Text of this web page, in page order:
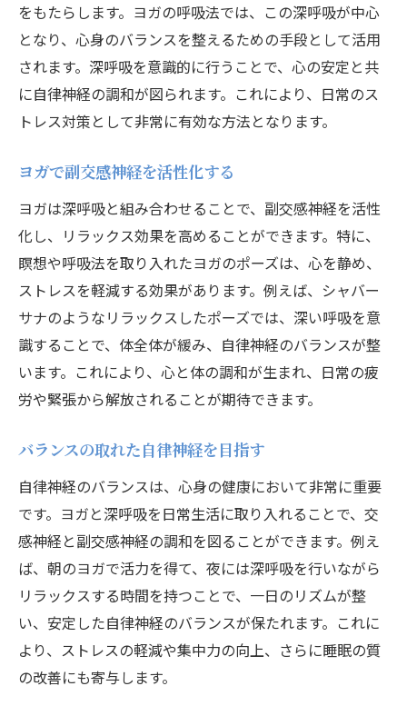
をもたらします。ヨガの呼吸法では、この深呼吸が中心
となり、心身のバランスを整えるための手段として活用
されます。深呼吸を意識的に行うことで、心の安定と共
に自律神経の調和が図られます。これにより、日常のス
トレス対策として非常に有効な方法となります。
ヨガで副交感神経を活性化する
ヨガは深呼吸と組み合わせることで、副交感神経を活性
化し、リラックス効果を高めることができます。特に、
瞑想や呼吸法を取り入れたヨガのポーズは、心を静め、
ストレスを軽減する効果があります。例えば、シャバー
サナのようなリラックスしたポーズでは、深い呼吸を意
識することで、体全体が緩み、自律神経のバランスが整
います。これにより、心と体の調和が生まれ、日常の疲
労や緊張から解放されることが期待できます。
バランスの取れた自律神経を目指す
自律神経のバランスは、心身の健康において非常に重要
です。ヨガと深呼吸を日常生活に取り入れることで、交
感神経と副交感神経の調和を図ることができます。例え
ば、朝のヨガで活力を得て、夜には深呼吸を行いながら
リラックスする時間を持つことで、一日のリズムが整
い、安定した自律神経のバランスが保たれます。これに
より、ストレスの軽減や集中力の向上、さらに睡眠の質
の改善にも寄与します。